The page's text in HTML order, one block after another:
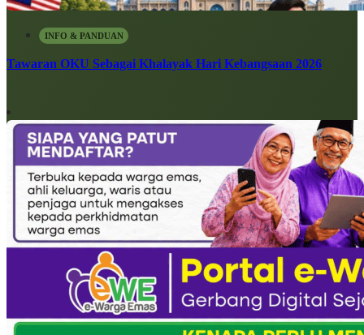
INFO & PANDUAN
Tawaran OKU Sebagai Khalayak Hari Kebangsaan 2026